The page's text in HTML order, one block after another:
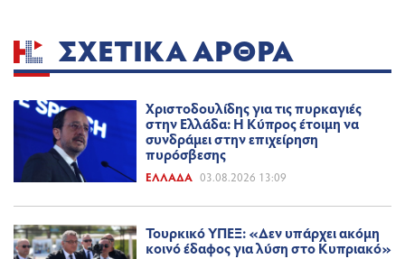
ΣΧΕΤΙΚΆ ΆΡΘΡΑ
Χριστοδουλίδης για τις πυρκαγιές
στην Ελλάδα: Η Κύπρος έτοιμη να
συνδράμει στην επιχείρηση
πυρόσβεσης
ΕΛΛΆΔΑ 03.08.2026 13:09
Τουρκικό ΥΠΕΞ: «Δεν υπάρχει ακόμη
κοινό έδαφος για λύση στο Κυπριακό»